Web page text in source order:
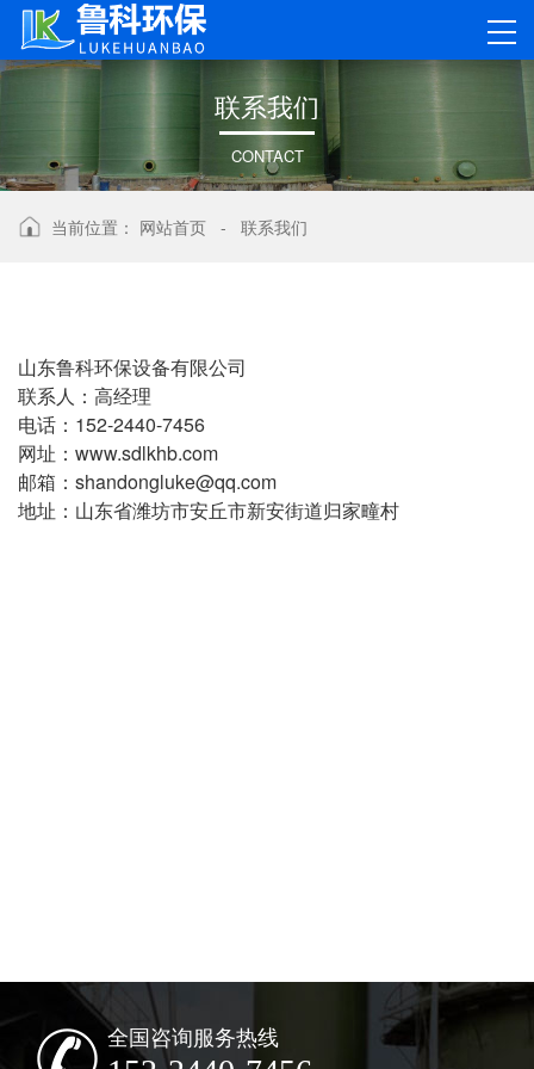
联系我们
CONTACT
当前位置： 网站首页 - 联系我们
山东鲁科环保设备有限公司
联系人：高经理
电话：152-2440-7456
网址：www.sdlkhb.com
邮箱：shandongluke@qq.com
地址：山东省潍坊市安丘市新安街道归家疃村
全国咨询服务热线